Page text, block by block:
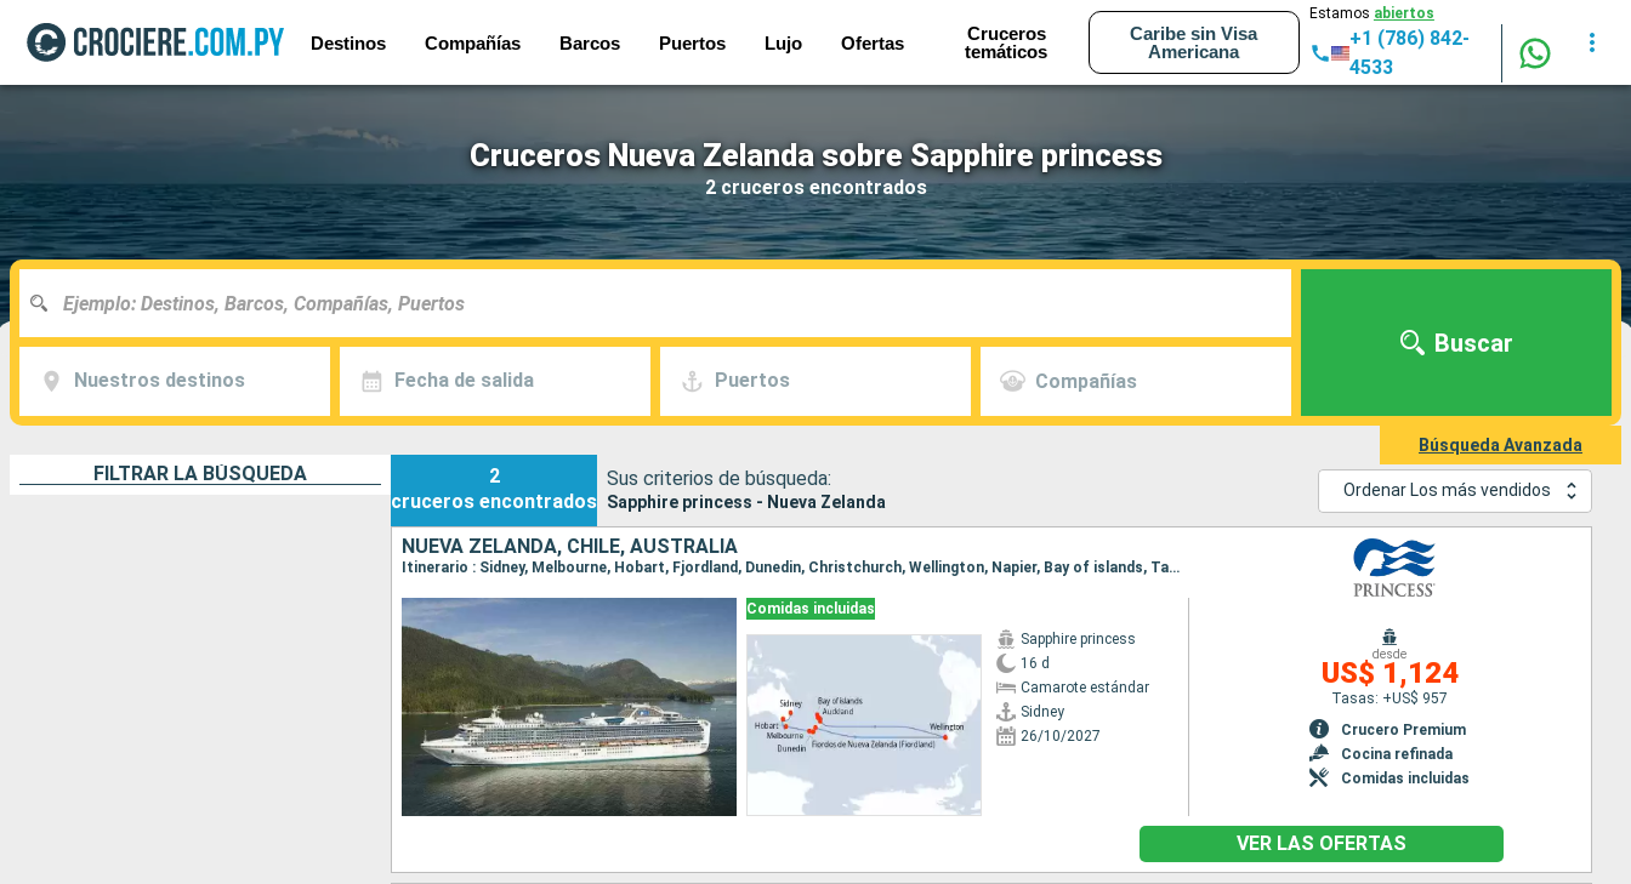
Destinos Compañías Barcos Puertos Lujo Ofertas
Cruceros
temáticos
Caribe sin Visa
Americana
Estamos abiertos
+1 (786) 842-
4533
Cruceros Nueva Zelanda sobre Sapphire princess
2 cruceros encontrados
Nuestros destinos Fecha de salida Puertos Compañías
Buscar
Búsqueda Avanzada
FILTRAR LA BÚSQUEDA
2
cruceros encontrados
Sus criterios de búsqueda:
Sapphire princess - Nueva Zelanda
Ordenar Los más vendidos
NUEVA ZELANDA, CHILE, AUSTRALIA
Itinerario : Sidney, Melbourne, Hobart, Fjordland, Dunedin, Christchurch, Wellington, Napier, Bay of islands, Tauranga, Auckland
Comidas incluidas
Sapphire princess
16 d
Camarote estándar
Sidney
26/10/2027
desde
US$ 1,124
Tasas: +US$ 957
Crucero Premium
Cocina refinada
Comidas incluidas
VER LAS OFERTAS